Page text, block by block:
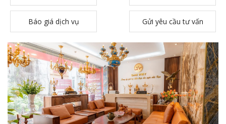
Báo giá dịch vụ Gửi yêu cầu tư vấn